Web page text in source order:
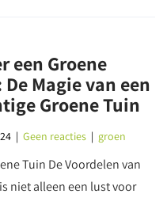
een Groene
De Magie van een
Groene Tuin
|Geen reacties | groen
Tuin De Voordelen van
niet alleen een lust voor